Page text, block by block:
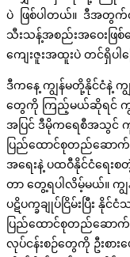
ပဲ ဖြစ်ပါတယ်။ ဒီအတွ
သီးသန့်အစည်းအဝေးဖြစ်
ကျေးဇူးအထူးပဲ တင်ရှိပါ
ဒီကနေ့ ကျွန်မတို့နိုင်ငံနဲ့
တွေကို ကြည့်မယ်ဆိုရင် ကျွန်
အပြင် ဒီမိုကရေစီအသွင် ကူ
ပြည်ထောင်စုတည်ဆောက်ရ
အရေးနဲ့ ပထဝီနိုင်ငံရေ
တာ တွေ့ရပါလိမ့်မယ်။ က
ပဋိပက္ခချုပ်ငြိမ်းပြီး နို
ပြည်ထောင်စုတည်ဆောက်ရ
လုပ်ငန်းစဉ်တွေကို ဦးစား